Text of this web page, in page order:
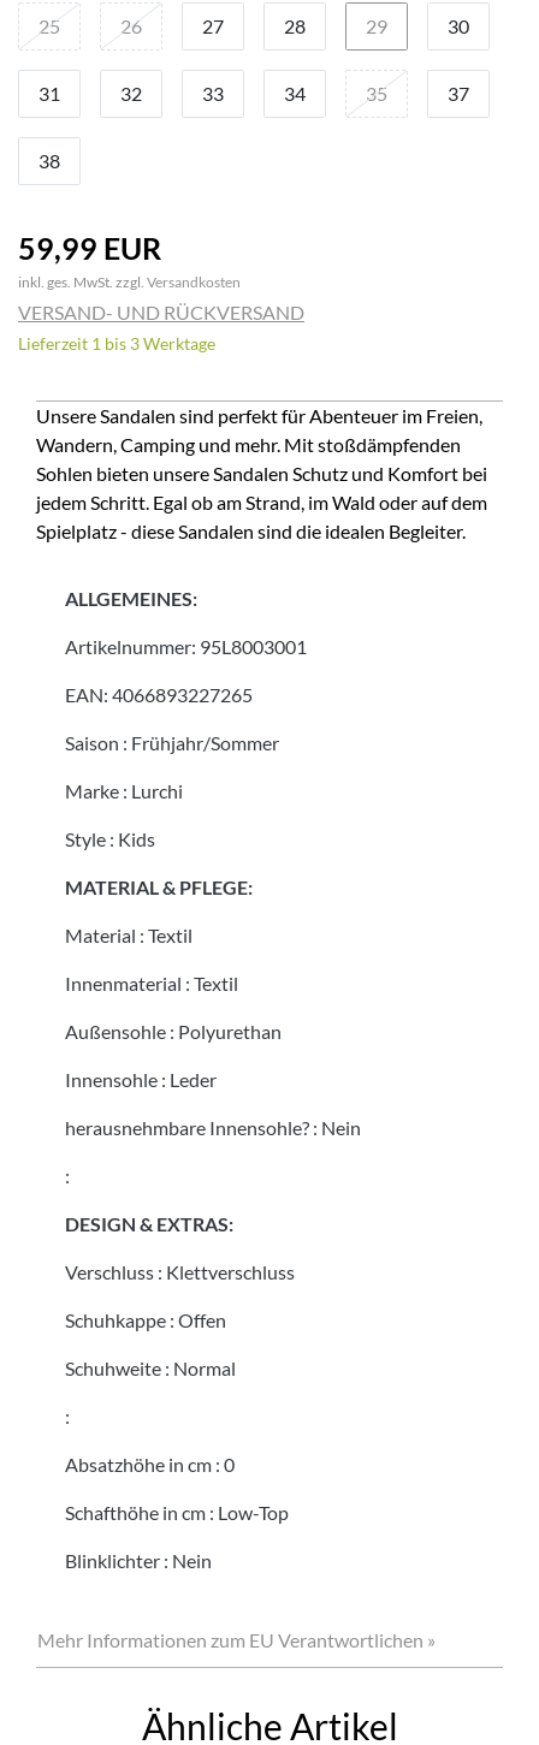
25 26 27 28 29 30
31 32 33 34 35 37
38
59,99 EUR
inkl. ges. MwSt. zzgl. Versandkosten
VERSAND- UND RÜCKVERSAND
Lieferzeit 1 bis 3 Werktage
Unsere Sandalen sind perfekt für Abenteuer im Freien,
Wandern, Camping und mehr. Mit stoßdämpfenden
Sohlen bieten unsere Sandalen Schutz und Komfort bei
jedem Schritt. Egal ob am Strand, im Wald oder auf dem
Spielplatz - diese Sandalen sind die idealen Begleiter.
ALLGEMEINES:
Artikelnummer: 95L8003001
EAN: 4066893227265
Saison : Frühjahr/Sommer
Marke : Lurchi
Style : Kids
MATERIAL & PFLEGE:
Material : Textil
Innenmaterial : Textil
Außensohle : Polyurethan
Innensohle : Leder
herausnehmbare Innensohle? : Nein
:
DESIGN & EXTRAS:
Verschluss : Klettverschluss
Schuhkappe : Offen
Schuhweite : Normal
:
Absatzhöhe in cm : 0
Schafthöhe in cm : Low-Top
Blinklichter : Nein
Mehr Informationen zum EU Verantwortlichen »
Ähnliche Artikel